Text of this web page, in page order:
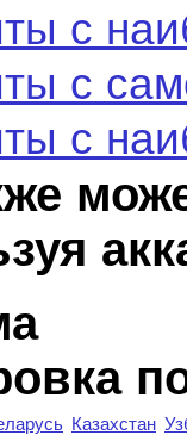
с
с
с
Казахстан